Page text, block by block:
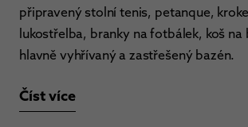
připravený stolní tenis, petanque,
lukostřelba, branky na fotbálek, koš na
hlavně vyhřívaný a zastřešený bazén.
Číst více